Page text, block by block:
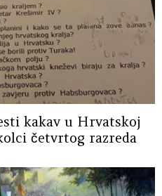
kakav u Hrvatskoj
četvrtog razreda